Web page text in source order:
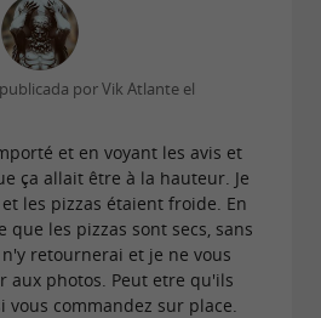
por Vik Atlante el
et en voyant les avis et
ça allait être à la hauteur. Je
les pizzas étaient froide. En
que les pizzas sont secs, sans
retournerai et je ne vous
aux photos. Peut etre qu'ils
commandez sur place.